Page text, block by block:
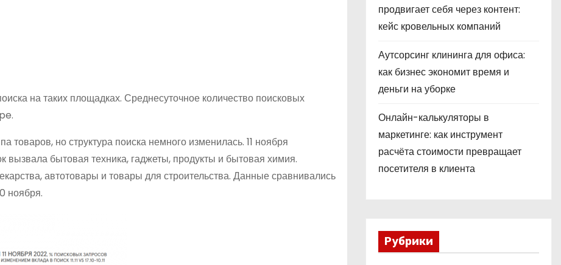
на таких площадках. Среднесуточное количество поисковых
товаров, но структура поиска немного изменилась. 11 ноября
бытовая техника, гаджеты, продукты и бытовая химия.
автотовары и товары для строительства. Данные сравнивались
ноября.
продвигает себя через контент:
кейс кровельных компаний
Аутсорсинг клининга для офиса:
как бизнес экономит время и
деньги на уборке
Онлайн-калькуляторы в
маркетинге: как инструмент
расчёта стоимости превращает
посетителя в клиента
Рубрики